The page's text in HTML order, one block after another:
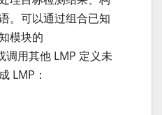
。可以通过组合已知
模块的
用其他 LMP 定义未
LMP：